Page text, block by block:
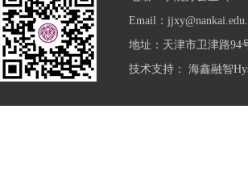
Email：
地址：天津市卫津路94
技术支持： 海鑫融智